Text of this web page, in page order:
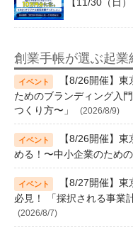
【11/30（日）
創業手帳が選ぶ起業
【8/26開催】
ためのブランディング入
つくり方〜」
(2026/8/9)
【8/26開催】
める！〜中小企業のため
【8/27開催】
必見！ 「採択される事業
(2026/8/7)